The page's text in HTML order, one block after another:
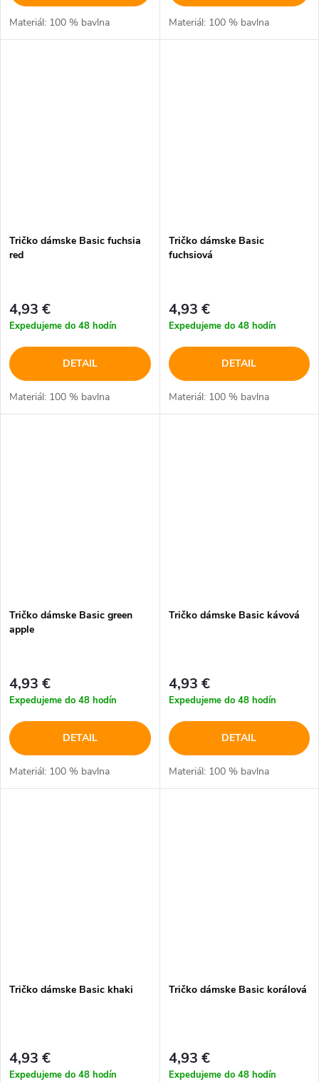
Materiál: 100 % bavlna Materiál: 100 % bavlna
Tričko dámske Basic fuchsia
red
4,93 €
Expedujeme do 48 hodín
DETAIL
Materiál: 100 % bavlna
Tričko dámske Basic
fuchsiová
4,93 €
Expedujeme do 48 hodín
DETAIL
Materiál: 100 % bavlna
Tričko dámske Basic green
apple
4,93 €
Expedujeme do 48 hodín
DETAIL
Materiál: 100 % bavlna
Tričko dámske Basic kávová
4,93 €
Expedujeme do 48 hodín
DETAIL
Materiál: 100 % bavlna
Tričko dámske Basic khaki
4,93 €
Expedujeme do 48 hodín
Tričko dámske Basic korálová
4,93 €
Expedujeme do 48 hodín